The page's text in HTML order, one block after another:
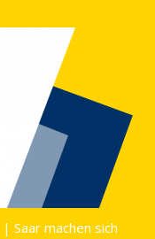
Saar machen sich